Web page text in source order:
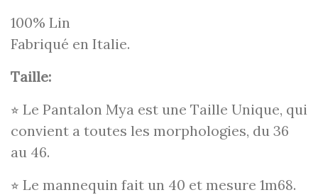
100% Lin
Fabriqué en Italie.
Taille:
⭐︎ Le Pantalon Mya est une Taille Unique, qui
convient a toutes les morphologies, du 36
au 46.
⭐︎ Le mannequin fait un 40 et mesure 1m68.